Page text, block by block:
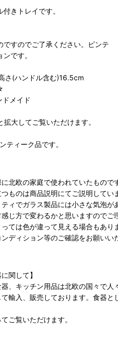
きトレイです。
すのでご了承ください。ビンテ
です。
(ハンドル含む)16.5cm
メイド
大してご覧いただけます。
ィーク品です。
北欧の家庭で使われていたもの
ものは商品説明にてご説明して
ィでガラス製品には小さな気泡が
じ方で変わるかと思いますのでご
ては色が違って見える場合もあ
ディション等のご確認をお願い
関して】
、キッチン用品は北欧の国々で
輸入、販売しております。食器
ご覧いただけます。